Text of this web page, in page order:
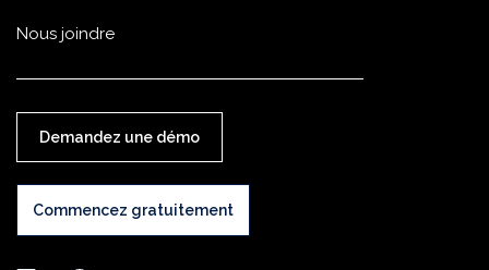
Nous joindre
Demandez une démo
Commencez gratuitement